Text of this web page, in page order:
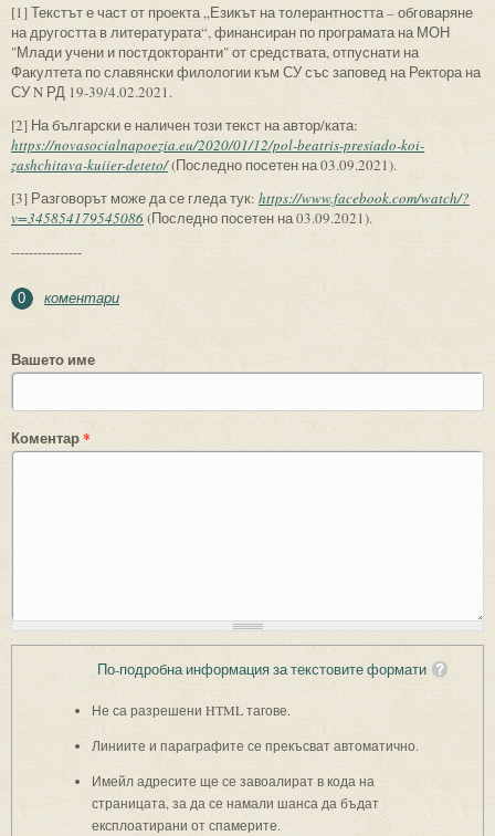
[1] Текстът е част от проекта „Езикът на толерантността – обговаряне
на другостта в литературата“, финансиран по програмата на МОН
"Млади учени и постдокторанти" от средствата, отпуснати на
Факултета по славянски филологии към СУ със заповед на Ректора на
СУ N РД 19-39/4.02.2021.
[2] На български е наличен този текст на автор/ката:
https://novasocialnapoezia.eu/2020/01/12/pol-beatris-presiado-koi-
zashchitava-kuiier-deteto/(Последно посетен на 03.09.2021).
[3] Разговорът може да се гледа тук: https://www.facebook.com/watch/?
v=345854179545086(Последно посетен на 03.09.2021).
----------------
0 коментари
Вашето име
Коментар*
По-подробна информация за текстовите формати
Не са разрешени HTML тагове.
Линиите и параграфите се прекъсват автоматично.
Имейл адресите ще се завоалират в кода на
страницата, за да се намали шанса да бъдат
експлоатирани от спамерите.